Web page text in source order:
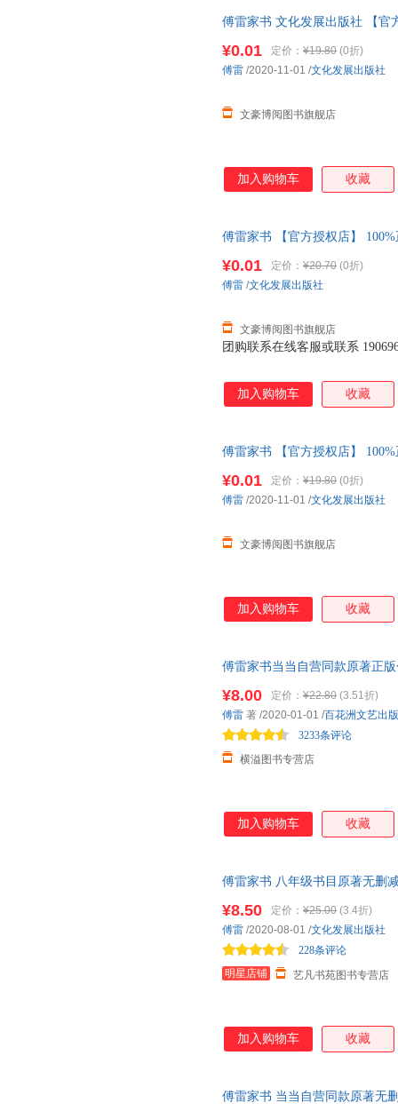
傅雷家书 文化发展出版社 【官
¥0.01 定价： ¥19.80 (0折)
文豪博阅图书旗舰店
傅雷 /2020-11-01 /文化发展出版社
加入购物车 收藏
傅雷家书 【官方授权店】
团购联系在线客服或联系
¥0.01 定价： ¥20.70 (0折)
文豪博阅图书旗舰店
傅雷 /文化发展出版社
加入购物车 收藏
傅雷家书 【官方授权店】
¥0.01 定价： ¥19.80 (0折)
文豪博阅图书旗舰店
傅雷 /2020-11-01 /文化发展出版社
加入购物车 收藏
傅雷家书当当自营同款原著正
¥8.00 定价： ¥22.80 (3.51折)
横溢图书专营店
3233条评论
傅雷 著 /2020-01-01 /百花洲文艺出
加入购物车 收藏
傅雷家书 八年级书目原著无删
¥8.50 定价： ¥25.00 (3.4折)
明星店铺 艺凡书苑图书专营店
228条评论
傅雷 /2020-08-01 /文化发展出版社
加入购物车 收藏
傅雷家书 当当自营同款原著无